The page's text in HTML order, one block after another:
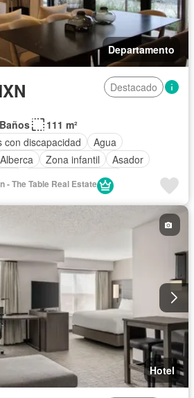
Departamento
Destacado
111 m²
con discapacidad
Agua
Alberca Zona infantil
Asador
Caseta de vigilancia
Cocina integral
Jardín
con closet
Wifi
Zonas verdes
- The Table Real Estate
Hotel